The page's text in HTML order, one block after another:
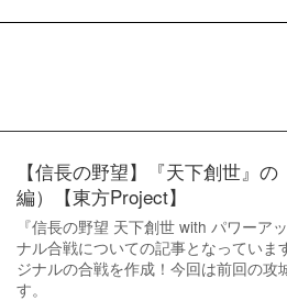
【信長の野望】『天下創世』
編）【東方Project】
『信長の野望 天下創世 with パワーア
ナル合戦についての記事となっていま
ジナルの合戦を作成！今回は前回の
す。